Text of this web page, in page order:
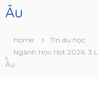
Âu
Home
Tin du học
Ngành Học Hot 2026: 3
Âu